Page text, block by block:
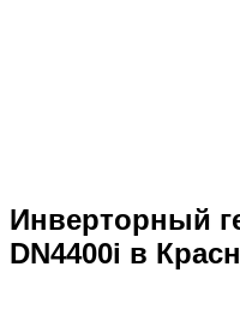
Инверторный
DN4400i в